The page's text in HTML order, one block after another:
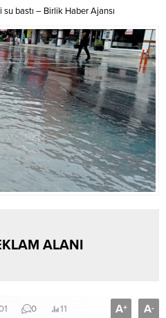
bastı – Birlik Haber Ajansı
ALANI
0 11 A+ A-